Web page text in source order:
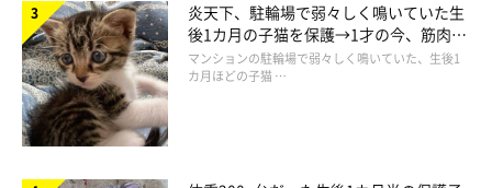
炎天下、駐輪場で弱々しく鳴いていた生
後1カ月の子猫を保護→1才の今、筋肉質
でツンデレなコに成長
マンションの駐輪場で弱々しく鳴いていた、生後1
カ月ほどの子猫 …